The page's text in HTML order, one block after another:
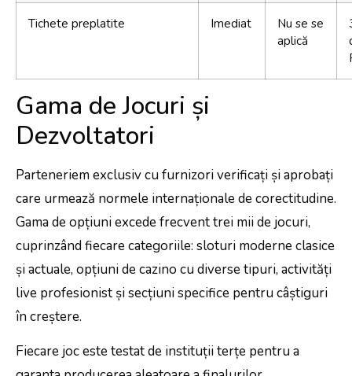
Tichete preplatite Imediat
Nu se se
aplică
Gama de Jocuri și
Dezvoltatori
Parteneriem exclusiv cu furnizori verificați și aprobați
care urmează normele internaționale de corectitudine.
Gama de opțiuni excede frecvent trei mii de jocuri,
cuprinzând fiecare categoriile: sloturi moderne clasice
și actuale, opțiuni de cazino cu diverse tipuri, activități
live profesionist și secțiuni specifice pentru câștiguri
în creștere.
Fiecare joc este testat de instituții terțe pentru a